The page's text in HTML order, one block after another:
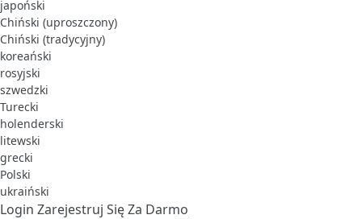
japoński
Chiński (uproszczony)
Chiński (tradycyjny)
koreański
rosyjski
szwedzki
Turecki
holenderski
litewski
grecki
Polski
ukraiński
Login Zarejestruj Się Za Darmo